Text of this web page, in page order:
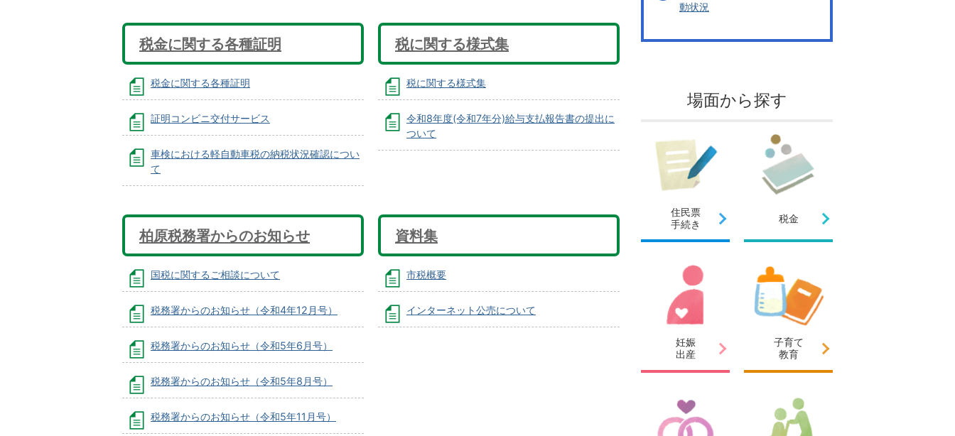
税金に関する各種証明
税金に関する各種証明
証明コンビニ交付サービス
車検における軽自動車税の納税状況確認につい
て
税に関する様式集
税に関する様式集
令和8年度(令和7年分)給与支払報告書の提出に
ついて
柏原税務署からのお知らせ
国税に関するご相談について
税務署からのお知らせ（令和4年12月号）
税務署からのお知らせ（令和5年6月号）
税務署からのお知らせ（令和5年8月号）
税務署からのお知らせ（令和5年11月号）
資料集
市税概要
インターネット公売について
動状況
場面から探す
住民票
手続き
税金
妊娠
出産
子育て
教育